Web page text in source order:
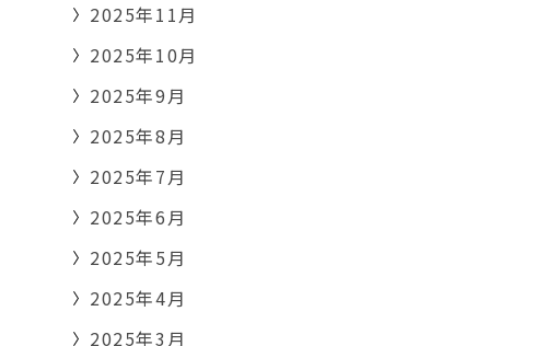
2025年11月
2025年10月
2025年9月
2025年8月
2025年7月
2025年6月
2025年5月
2025年4月
2025年3月